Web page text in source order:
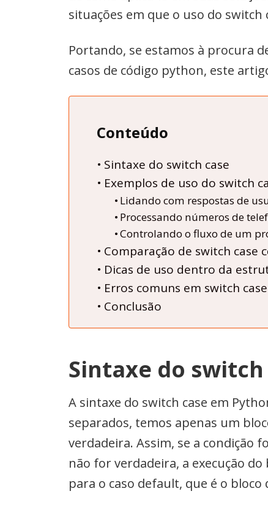
situações em que o uso do switch
Portando, se estamos à procura
casos de código python, este
Conteúdo
Sintaxe do switch case
Exemplos de uso do switch
Lidando com respostas de
Processando números de
Controlando o fluxo de um
Comparação de switch
Dicas de uso dentro da
Erros comuns em switch case
Conclusão
Sintaxe do switch
A sintaxe do switch case em
separados, temos apenas um
verdadeira. Assim, se a condição
não for verdadeira, a execução
para o caso default, que é o